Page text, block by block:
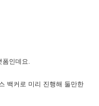
폼인데요.
백커로 미리 진행해 둘만한